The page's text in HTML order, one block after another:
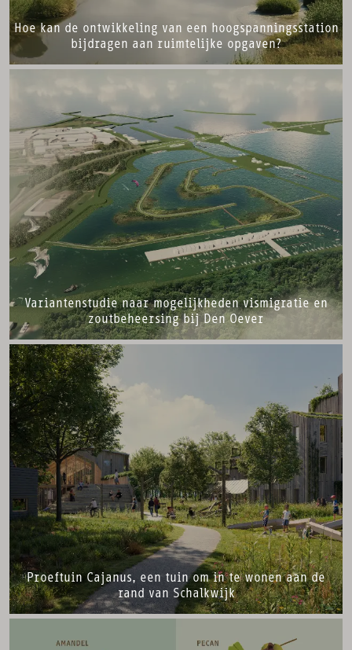
Hoe kan de ontwikkeling van een hoogspanningsstation
bijdragen aan ruimtelijke opgaven?
Variantenstudie naar mogelijkheden vismigratie en
zoutbeheersing bij Den Oever
Proeftuin Cajanus, een tuin om in te wonen aan de
rand van Schalkwijk